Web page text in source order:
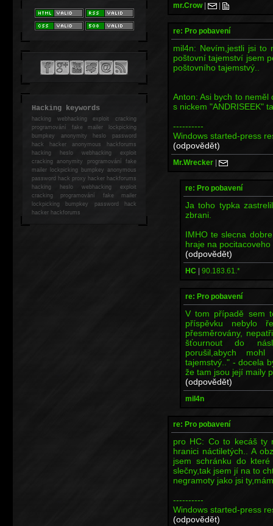
mr.Crow| |
re: Pro pobavení
mil4n: Nevím,jestli jsi to
poštovní tajemství jsem
poštovního tajemstvý..
Anton: Asi bych to neměl
s nickem "ANDRISEEK"
----------
Windows started-press
(odpovědět)
Mr.Wrecker |
re: Pro pobavení
Ja toho typka
zbrani.
IMHO te slecna
hraje na pocitacoveho
(odpovědět)
HC | 90.183.61.*
re: Pro pobavení
V tom případě sem
příspěvku nebylo
přesměrovány,
šťournout do
porušil,abych
tajemstvý.." - docela
že tam jsou její maily
(odpovědět)
mil4n
re: Pro pobavení
pro HC: Co to kecáš ty
hranici náctiletých.. A
jsem schránku do
slečny,tak jsem jí na to
negramoty jako jsi
----------
Windows started-press
(odpovědět)
Hacking keywords
hackingwebhacking exploit cracking
programování fake mailer lockpicking
bumpkey anonymity heslo password
hackhacker anonymous hackforums
hackingheslo webhacking exploit
cracking anonymity programování fake
mailer lockpicking bumpkey anonymous
password hack proxy hacker hackforums
hacking heslo webhacking exploit
cracking programování fake mailer
lockpicking bumpkey password hack
hackerhackforums